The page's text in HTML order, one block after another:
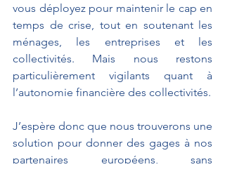
vous déployez pour maintenir le cap en
temps de crise, tout en soutenant les
ménages, les entreprises et les
collectivités. Mais nous restons
particulièrement vigilants quant à
l’autonomie financière des collectivités.
J’espère donc que nous trouverons une
solution pour donner des gages à nos
partenaires européens, sans